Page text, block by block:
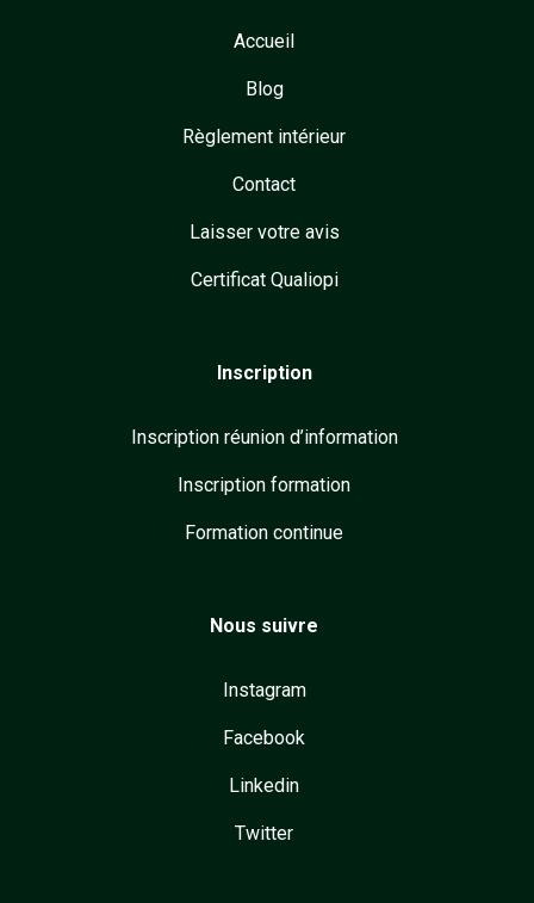
Accueil
Blog
Règlement intérieur
Contact
Laisser votre avis
Certificat Qualiopi
Inscription
Inscription réunion d’information
Inscription formation
Formation continue
Nous suivre
Instagram
Facebook
Linkedin
Twitter